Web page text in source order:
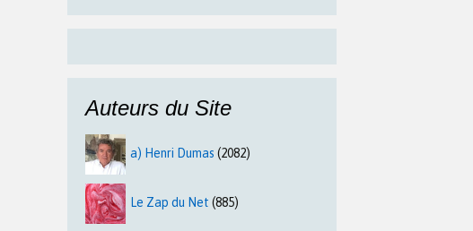
Auteurs du Site
a) Henri Dumas (2082)
Le Zap du Net (885)